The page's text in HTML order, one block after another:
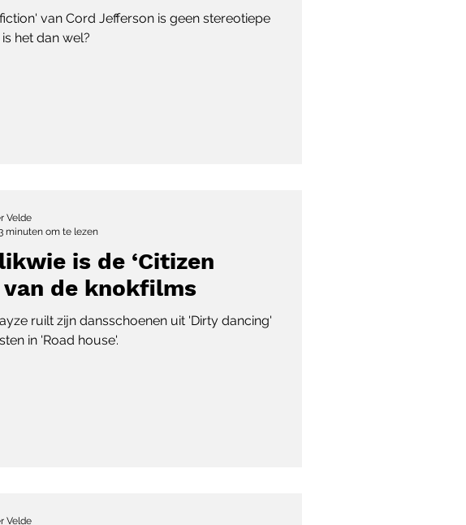
van Cord Jefferson is geen stereotiepe
het dan wel?
is de ‘Citizen
van de knokfilms
ruilt zijn dansschoenen uit 'Dirty dancing'
in 'Road house'.
Velde
minuten om te lezen
Velde